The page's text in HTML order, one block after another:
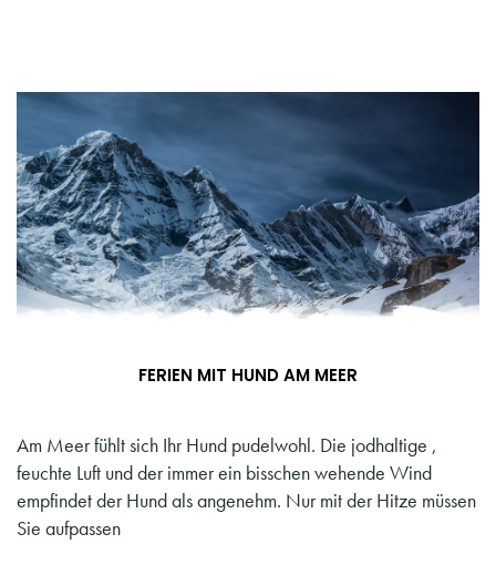
FERIEN MIT HUND AM MEER
Am Meer fühlt sich Ihr Hund pudelwohl. Die jodhaltige ,
feuchte Luft und der immer ein bisschen wehende Wind
empfindet der Hund als angenehm. Nur mit der Hitze müssen
Sie aufpassen